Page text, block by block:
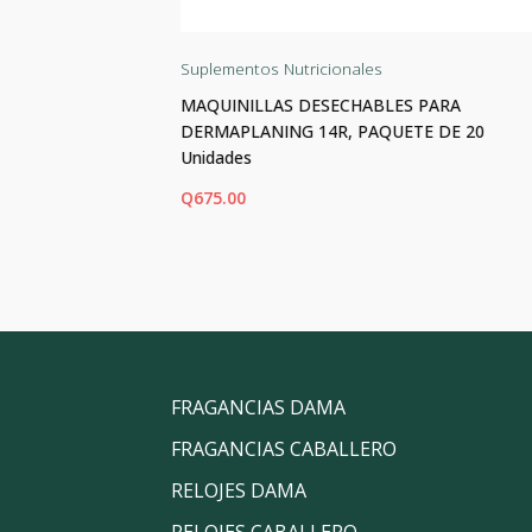
Suplementos Nutricionales
MAQUINILLAS DESECHABLES PARA
DERMAPLANING 14R, PAQUETE DE 20
Unidades
Q675.00
FRAGANCIAS DAMA
FRAGANCIAS CABALLERO
RELOJES DAMA